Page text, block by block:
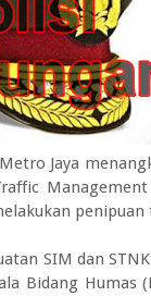
Jaya
SIM dan
Bidang Humas